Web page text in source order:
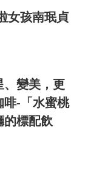
女孩南珉貞
、變美，更
啡-「水蜜桃
的標配飲